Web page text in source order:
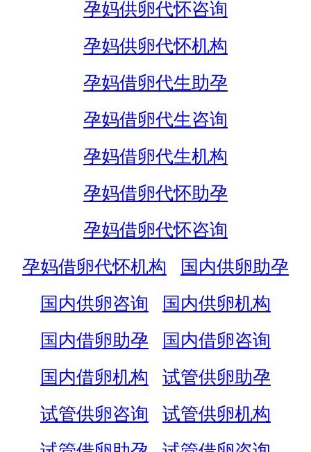
孕妈供卵代怀咨询
孕妈供卵代怀机构
孕妈借卵代生助孕
孕妈借卵代生咨询
孕妈借卵代生机构
孕妈借卵代怀助孕
孕妈借卵代怀咨询
孕妈借卵代怀机构
国内供卵助孕
国内供卵咨询
国内供卵机构
国内借卵助孕
国内借卵咨询
国内借卵机构
试管供卵助孕
试管供卵咨询
试管供卵机构